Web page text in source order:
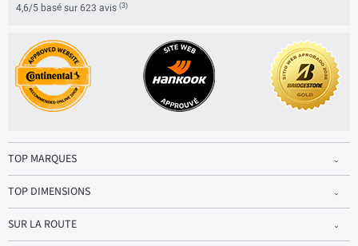
4,6/5 basé sur 623 avis (3)
TOP MARQUES
TOP DIMENSIONS
SUR LA ROUTE